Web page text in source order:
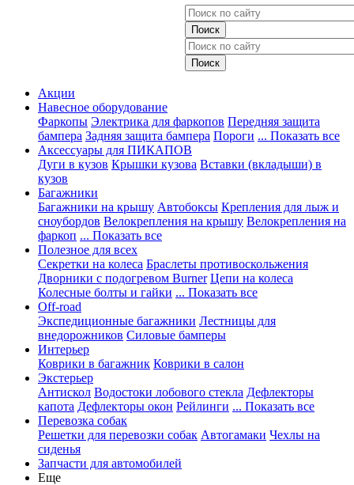
Акции
Навесное оборудование
Фаркопы Электрика для фаркопов Передняя защита
бампера Задняя защита бампера Пороги ... Показать все
Аксессуары для ПИКАПОВ
Дуги в кузов Крышки кузова Вставки (вкладыши) в
кузов
Багажники
Багажники на крышу Автобоксы Крепления для лыж и
сноубордов Велокрепления на крышу Велокрепления на
фаркоп ... Показать все
Полезное для всех
Секретки на колеса Браслеты противоскольжения
Дворники с подогревом Burner Цепи на колеса
Колесные болты и гайки ... Показать все
Off-road
Экспедиционные багажники Лестницы для
внедорожников Силовые бамперы
Интерьер
Коврики в багажник Коврики в салон
Экстерьер
Антискол Водостоки лобового стекла Дефлекторы
капота Дефлекторы окон Рейлинги ... Показать все
Перевозка собак
Решетки для перевозки собак Автогамаки Чехлы на
сиденья
Запчасти для автомобилей
Еще